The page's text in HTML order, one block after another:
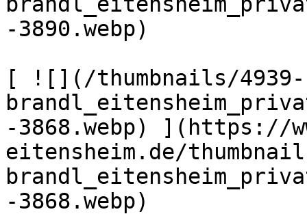
-3890.webp)
[ ![](/thumbnails/4939-
-3868.webp) ](https://
eitensheim.de/
-3868.webp)